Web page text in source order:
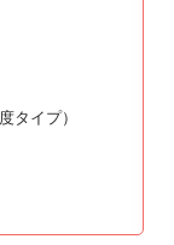
タイプ）